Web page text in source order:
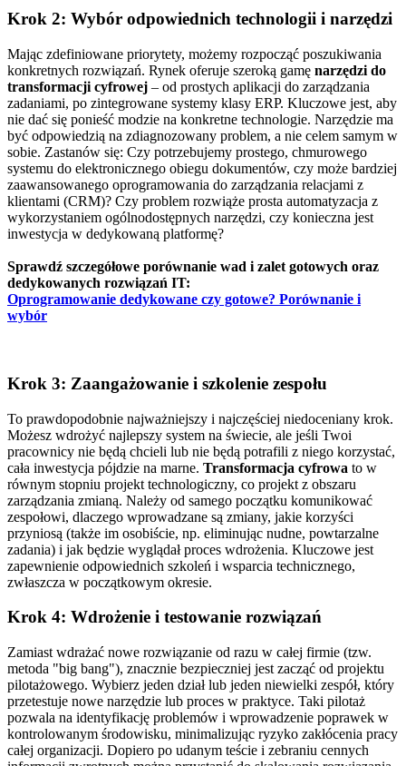
Krok 2: Wybór odpowiednich technologii i narzędzi
Mając zdefiniowane priorytety, możemy rozpocząć poszukiwania
konkretnych rozwiązań. Rynek oferuje szeroką gamę narzędzi do
transformacji cyfrowej – od prostych aplikacji do zarządzania
zadaniami, po zintegrowane systemy klasy ERP. Kluczowe jest, aby
nie dać się ponieść modzie na konkretne technologie. Narzędzie ma
być odpowiedzią na zdiagnozowany problem, a nie celem samym w
sobie. Zastanów się: Czy potrzebujemy prostego, chmurowego
systemu do elektronicznego obiegu dokumentów, czy może bardziej
zaawansowanego oprogramowania do zarządzania relacjami z
klientami (CRM)? Czy problem rozwiąże prosta automatyzacja z
wykorzystaniem ogólnodostępnych narzędzi, czy konieczna jest
inwestycja w dedykowaną platformę?
Sprawdź szczegółowe porównanie wad i zalet gotowych oraz
dedykowanych rozwiązań IT:
Oprogramowanie dedykowane czy gotowe? Porównanie i
wybór
Krok 3: Zaangażowanie i szkolenie zespołu
To prawdopodobnie najważniejszy i najczęściej niedoceniany krok.
Możesz wdrożyć najlepszy system na świecie, ale jeśli Twoi
pracownicy nie będą chcieli lub nie będą potrafili z niego korzystać,
cała inwestycja pójdzie na marne. Transformacja cyfrowa to w
równym stopniu projekt technologiczny, co projekt z obszaru
zarządzania zmianą. Należy od samego początku komunikować
zespołowi, dlaczego wprowadzane są zmiany, jakie korzyści
przyniosą (także im osobiście, np. eliminując nudne, powtarzalne
zadania) i jak będzie wyglądał proces wdrożenia. Kluczowe jest
zapewnienie odpowiednich szkoleń i wsparcia technicznego,
zwłaszcza w początkowym okresie.
Krok 4: Wdrożenie i testowanie rozwiązań
Zamiast wdrażać nowe rozwiązanie od razu w całej firmie (tzw.
metoda "big bang"), znacznie bezpieczniej jest zacząć od projektu
pilotażowego. Wybierz jeden dział lub jeden niewielki zespół, który
przetestuje nowe narzędzie lub proces w praktyce. Taki pilotaż
pozwala na identyfikację problemów i wprowadzenie poprawek w
kontrolowanym środowisku, minimalizując ryzyko zakłócenia pracy
całej organizacji. Dopiero po udanym teście i zebraniu cennych